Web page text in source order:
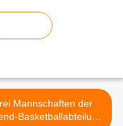
Mannschaften der
Basketballabteilung